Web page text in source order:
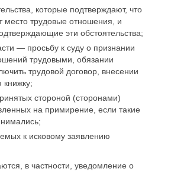
которые подтверждают, что
место трудовые отношения, и
эти обстоятельства;
— просьбу к суду о признании
трудовыми, обязании
трудовой договор, внесении
книжку;
стороной (сторонами)
на примирение, если такие
к исковому заявлению
в частности, уведомление о